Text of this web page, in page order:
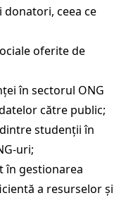
ceea ce
oferite de
în sectorul ONG
către public;
studenții în
uri;
în gestionarea
a resurselor și